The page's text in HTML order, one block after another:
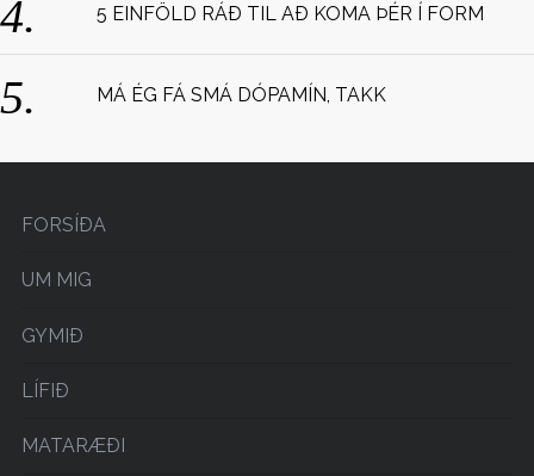
5 EINFÖLD RÁÐ TIL AÐ KOMA ÞÉR Í FORM
MÁ ÉG FÁ SMÁ DÓPAMÍN, TAKK
FORSÍÐA
UM MIG
GYMIÐ
LÍFIÐ
MATARÆÐI